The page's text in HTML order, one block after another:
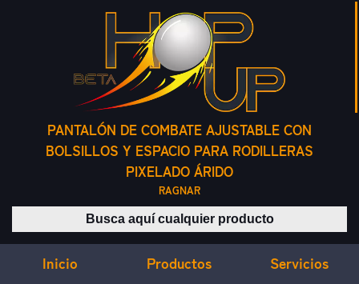
PANTALÓN DE COMBATE AJUSTABLE CON
BOLSILLOS Y ESPACIO PARA RODILLERAS
PIXELADO ÁRIDO
RAGNAR
Buscar productos
Inicio Productos Servicios